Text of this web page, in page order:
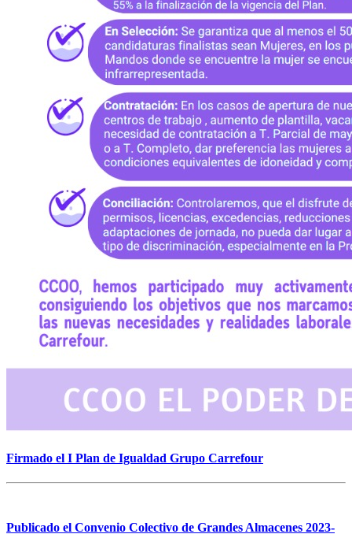
Firmado el I Plan de Igualdad Grupo Carrefour
Publicado el Convenio Colectivo de Grandes Almacenes 2023-